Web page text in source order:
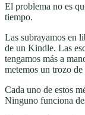
El problema no es
tiempo.
Las subrayamos en
de un Kindle. Las
tengamos más a
metemos un trozo
Cada uno de estos
Ninguno funciona